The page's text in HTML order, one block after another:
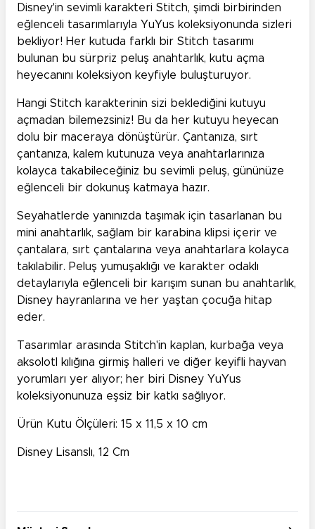
Disney'in sevimli karakteri Stitch, şimdi birbirinden
eğlenceli tasarımlarıyla YuYus koleksiyonunda sizleri
bekliyor! Her kutuda farklı bir Stitch tasarımı
bulunan bu sürpriz peluş anahtarlık, kutu açma
heyecanını koleksiyon keyfiyle buluşturuyor.
Hangi Stitch karakterinin sizi beklediğini kutuyu
açmadan bilemezsiniz! Bu da her kutuyu heyecan
dolu bir maceraya dönüştürür. Çantanıza, sırt
çantanıza, kalem kutunuza veya anahtarlarınıza
kolayca takabileceğiniz bu sevimli peluş, gününüze
eğlenceli bir dokunuş katmaya hazır.
Seyahatlerde yanınızda taşımak için tasarlanan bu
mini anahtarlık, sağlam bir karabina klipsi içerir ve
çantalara, sırt çantalarına veya anahtarlara kolayca
takılabilir. Peluş yumuşaklığı ve karakter odaklı
detaylarıyla eğlenceli bir karışım sunan bu anahtarlık,
Disney hayranlarına ve her yaştan çocuğa hitap
eder.
Tasarımlar arasında Stitch'in kaplan, kurbağa veya
aksolotl kılığına girmiş halleri ve diğer keyifli hayvan
yorumları yer alıyor; her biri Disney YuYus
koleksiyonunuza eşsiz bir katkı sağlıyor.
Ürün Kutu Ölçüleri: 15 x 11,5 x 10 cm
Disney Lisanslı, 12 Cm